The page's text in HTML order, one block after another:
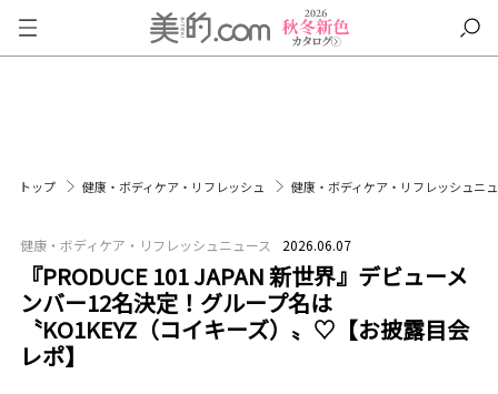
トップ 健康・ボディケア・リフレッシュ 健康・ボディケア・リフレッシュニ
健康・ボディケア・リフレッシュニュース 2026.06.07
『PRODUCE 101 JAPAN 新世界』デビューメ
ンバー12名決定！グループ名は
〝KO1KEYZ（コイキーズ）〟♡【お披露目会
レポ】